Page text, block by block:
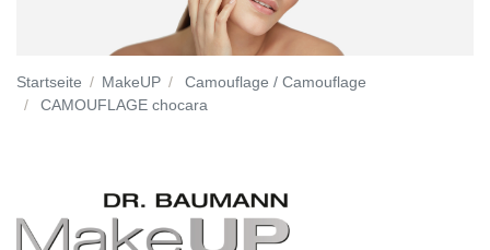
Startseite MakeUP
Camouflage / Camouflage
CAMOUFLAGE chocara